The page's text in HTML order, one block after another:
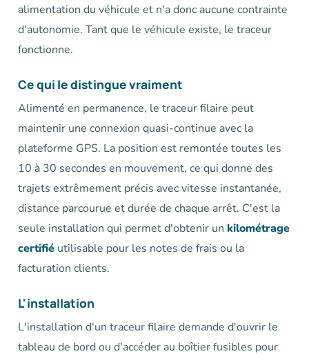
alimentation du véhicule et n'a donc aucune contrainte
d'autonomie. Tant que le véhicule existe, le traceur
fonctionne.
Ce qui le distingue vraiment
Alimenté en permanence, le traceur filaire peut
maintenir une connexion quasi-continue avec la
plateforme GPS. La position est remontée toutes les
10 à 30 secondes en mouvement, ce qui donne des
trajets extrêmement précis avec vitesse instantanée,
distance parcourue et durée de chaque arrêt. C'est la
seule installation qui permet d'obtenir un kilométrage
certifié utilisable pour les notes de frais ou la
facturation clients.
L'installation
L'installation d'un traceur filaire demande d'ouvrir le
tableau de bord ou d'accéder au boîtier fusibles pour